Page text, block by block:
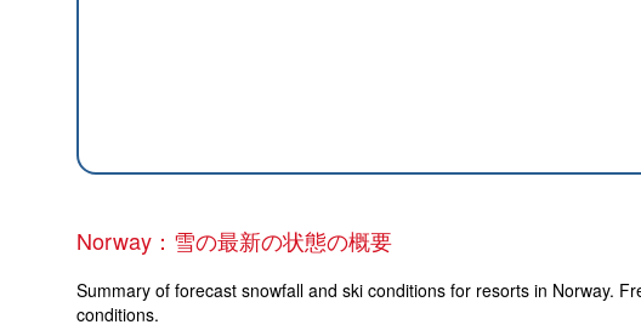
Norway：雪の最新の状態の概要
Summary of forecast snowfall and ski conditions for resorts in Norway.
conditions.